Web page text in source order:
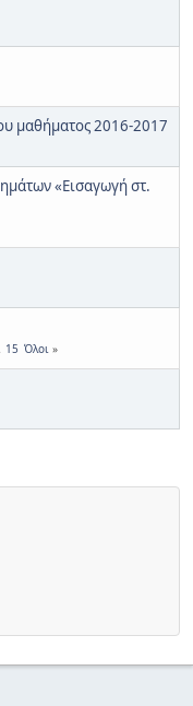
μαθήματος 2016-2017
«Εισαγωγή στ.
15 Όλοι